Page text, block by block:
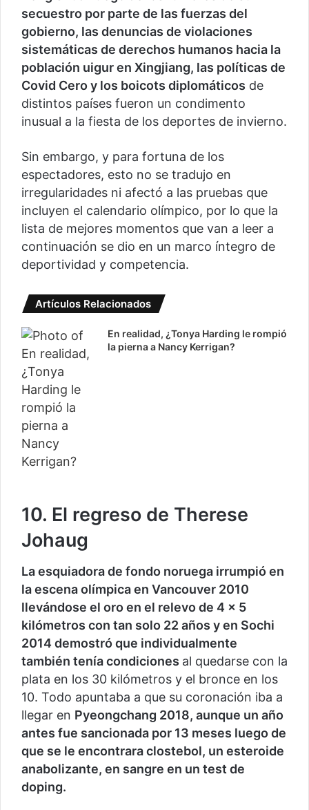
secuestro por parte de las fuerzas del
gobierno, las denuncias de violaciones
sistemáticas de derechos humanos hacia la
población uigur en Xingjiang, las políticas de
Covid Cero y los boicots diplomáticos de
distintos países fueron un condimento
inusual a la fiesta de los deportes de invierno.
Sin embargo, y para fortuna de los
espectadores, esto no se tradujo en
irregularidades ni afectó a las pruebas que
incluyen el calendario olímpico, por lo que la
lista de mejores momentos que van a leer a
continuación se dio en un marco íntegro de
deportividad y competencia.
Artículos Relacionados
En realidad, ¿Tonya Harding le rompió
la pierna a Nancy Kerrigan?
10. El regreso de Therese
Johaug
La esquiadora de fondo noruega irrumpió en
la escena olímpica en Vancouver 2010
llevándose el oro en el relevo de 4 x 5
kilómetros con tan solo 22 años y en Sochi
2014 demostró que individualmente
también tenía condiciones al quedarse con la
plata en los 30 kilómetros y el bronce en los
10. Todo apuntaba a que su coronación iba a
llegar en Pyeongchang 2018, aunque un año
antes fue sancionada por 13 meses luego de
que se le encontrara clostebol, un esteroide
anabolizante, en sangre en un test de
doping.